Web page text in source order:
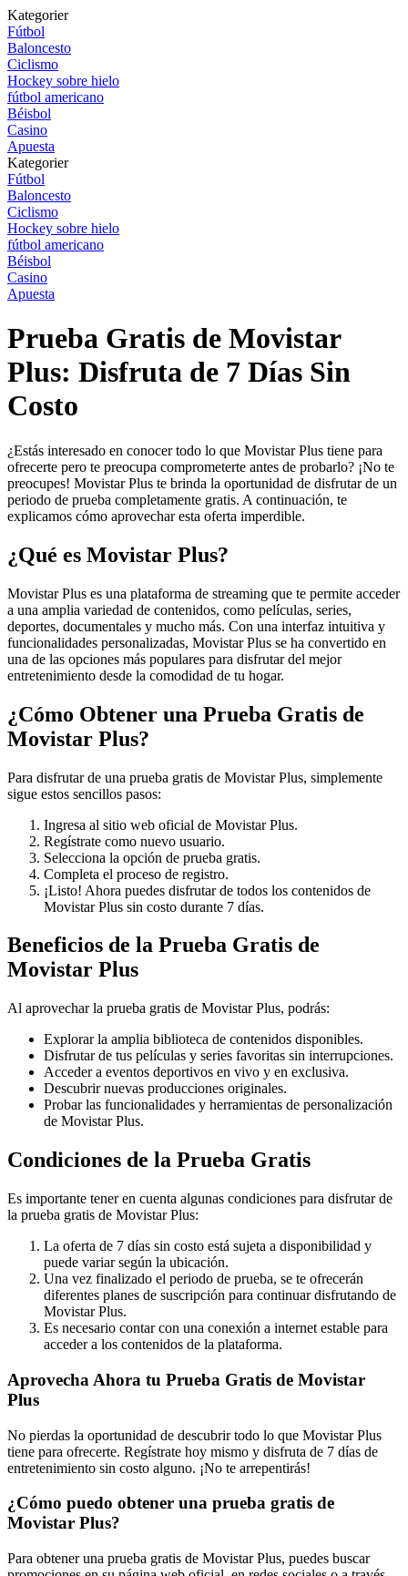
Kategorier
Fútbol
Baloncesto
Ciclismo
Hockey sobre hielo
fútbol americano
Béisbol
Casino
Apuesta
Kategorier
Fútbol
Baloncesto
Ciclismo
Hockey sobre hielo
fútbol americano
Béisbol
Casino
Apuesta
Prueba Gratis de Movistar
Plus: Disfruta de 7 Días Sin
Costo
¿Estás interesado en conocer todo lo que Movistar Plus tiene para
ofrecerte pero te preocupa comprometerte antes de probarlo? ¡No te
preocupes! Movistar Plus te brinda la oportunidad de disfrutar de un
periodo de prueba completamente gratis. A continuación, te
explicamos cómo aprovechar esta oferta imperdible.
¿Qué es Movistar Plus?
Movistar Plus es una plataforma de streaming que te permite acceder
a una amplia variedad de contenidos, como películas, series,
deportes, documentales y mucho más. Con una interfaz intuitiva y
funcionalidades personalizadas, Movistar Plus se ha convertido en
una de las opciones más populares para disfrutar del mejor
entretenimiento desde la comodidad de tu hogar.
¿Cómo Obtener una Prueba Gratis de
Movistar Plus?
Para disfrutar de una prueba gratis de Movistar Plus, simplemente
sigue estos sencillos pasos:
Ingresa al sitio web oficial de Movistar Plus.
Regístrate como nuevo usuario.
Selecciona la opción de prueba gratis.
Completa el proceso de registro.
¡Listo! Ahora puedes disfrutar de todos los contenidos de
Movistar Plus sin costo durante 7 días.
Beneficios de la Prueba Gratis de
Movistar Plus
Al aprovechar la prueba gratis de Movistar Plus, podrás:
Explorar la amplia biblioteca de contenidos disponibles.
Disfrutar de tus películas y series favoritas sin interrupciones.
Acceder a eventos deportivos en vivo y en exclusiva.
Descubrir nuevas producciones originales.
Probar las funcionalidades y herramientas de personalización
de Movistar Plus.
Condiciones de la Prueba Gratis
Es importante tener en cuenta algunas condiciones para disfrutar de
la prueba gratis de Movistar Plus:
La oferta de 7 días sin costo está sujeta a disponibilidad y
puede variar según la ubicación.
Una vez finalizado el periodo de prueba, se te ofrecerán
diferentes planes de suscripción para continuar disfrutando de
Movistar Plus.
Es necesario contar con una conexión a internet estable para
acceder a los contenidos de la plataforma.
Aprovecha Ahora tu Prueba Gratis de Movistar
Plus
No pierdas la oportunidad de descubrir todo lo que Movistar Plus
tiene para ofrecerte. Regístrate hoy mismo y disfruta de 7 días de
entretenimiento sin costo alguno. ¡No te arrepentirás!
¿Cómo puedo obtener una prueba gratis de
Movistar Plus?
Para obtener una prueba gratis de Movistar Plus, puedes buscar